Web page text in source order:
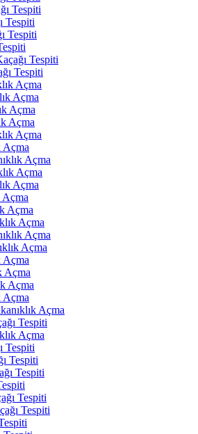
Tespiti
Tespiti
Tespiti
Tespiti
Tespiti
Açma
Açma
Açma
Açma
Açma
Açma
Açma
Açma
Açma
Açma
Açma
Açma
Açma
Açma
Açma
Açma
Açma
Açma
Açma
Tespiti
Açma
Tespiti
Tespiti
Tespiti
Tespiti
Tespiti